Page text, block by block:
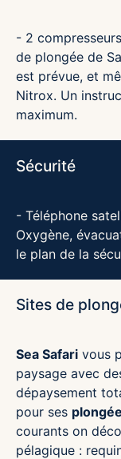
- 2
de plongée de
est prévue, et
Nitrox. Un
maximum.
Sécurité
- Téléphone
Oxygène,
le plan de la
Sites de
Sea Safarivous
paysage avec
dépaysement
pour ses
courants on
pélagique :